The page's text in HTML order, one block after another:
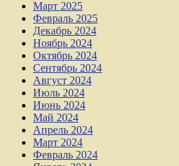
Март 2025
Февраль 2025
Декабрь 2024
Ноябрь 2024
Октябрь 2024
Сентябрь 2024
Август 2024
Июль 2024
Июнь 2024
Май 2024
Апрель 2024
Март 2024
Февраль 2024